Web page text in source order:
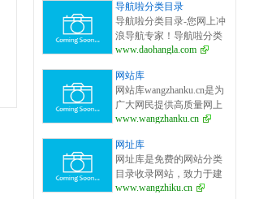
面的网站分类目录检索、
优秀网站参考、网站推广
服务、网站黄页、网上娱
乐冲浪导航网站。
导航啦分类目录
导航啦分类目录-您网上冲
浪导航专家！导航啦分类
目录－专业提供为广大站
目录平台，收集国内外、
各行业优秀正规网站,全人
工编辑收录，为百度、谷
歌、有道、搜狗、必应等
搜索引擎提供索引参考, 同
时也是站长推广网站值得
信任选择的平台。
www.daohangla.com
网站库
网站库wangzhanku.cn是为
广大网民提供高质量网上
娱乐冲浪导航网站，汇聚
学习等网站让广大网民轻
松畅游互联网，同时面向
广大互联网站长提供免费
的网址收录、免费网站收
www.wangzhanku.cn
网址库
网址库是免费的网站分类
目录收录网站，致力于建
立全面的网址库平台：免
www.wangzhiku.cn